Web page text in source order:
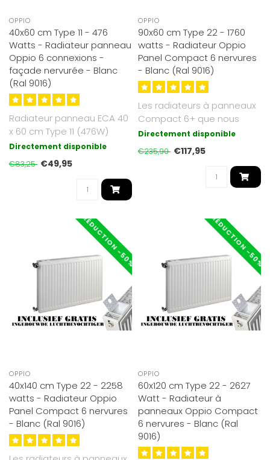
OPPIO
40x60 cm Type 11 - 476
Watts - Radiateur panneau
Oppio 6 connexions -
façade nervurée - Blanc
(Ral 9016)
Radiateur panneau ECA 40
x 60 cm Type 11 (476W)
avec 6 raccordements.
Fabriqué ..
Directement disponible
€83,25 €49,95
OPPIO
90x60 cm Type 22 - 1760
watts - Radiateur Oppio
Panel Compact 6 nervures
- Blanc (Ral 9016)
Les radiateurs à panneaux
Compact 6+ que nous
proposons sont d'un blanc
Directement disponible
€235,90 €117,95
RÉDUCTION -50%
OPPIO
40x140 cm Type 22 - 2258
watts - Radiateur Oppio
Panel Compact 6 nervures
- Blanc (Ral 9016)
RÉDUCTION -50%
OPPIO
60x120 cm Type 22 - 2627
Watt - Radiateur à
panneaux Oppio Compact
6 nervures - Blanc (Ral
9016)